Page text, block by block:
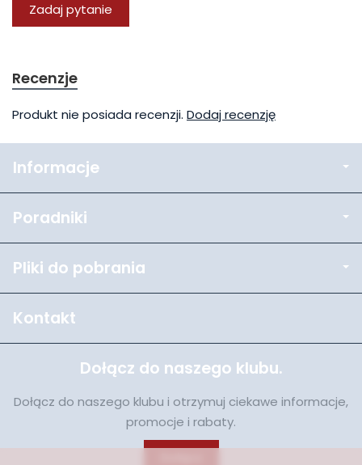
Zadaj pytanie
Recenzje
Produkt nie posiada recenzji. Dodaj recenzję
Informacje
Poradniki
Pliki do pobrania
Kontakt
Dołącz do naszego klubu.
Dołącz do naszego klubu i otrzymuj ciekawe informacje,
promocje i rabaty.